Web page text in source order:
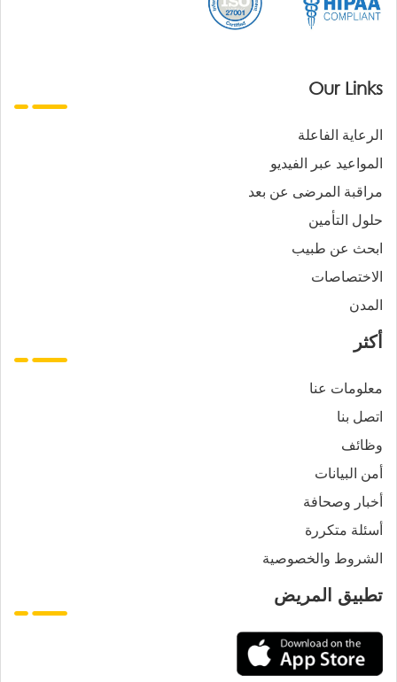
Our Links
الرعاية الفاعلة
المواعيد عبر الفيديو
مراقبة المرضى عن بعد
حلول التأمين
ابحث عن طبيب
الاختصاصات
المدن
أكثر
معلومات عنا
اتصل بنا
وظائف
أمن البيانات
أخبار وصحافة
أسئلة متكررة
الشروط والخصوصية
تطبيق المريض